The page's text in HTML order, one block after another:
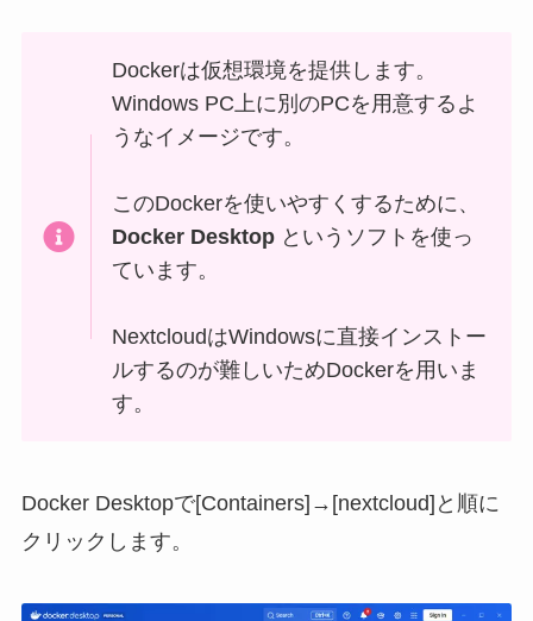
Dockerは仮想環境を提供します。
Windows PC上に別のPCを用意するよ
うなイメージです。
このDockerを使いやすくするために、
Docker Desktop というソフトを使っ
ています。
NextcloudはWindowsに直接インストー
ルするのが難しいためDockerを用いま
す。
Docker Desktopで[Containers]→[nextcloud]と順に
クリックします。